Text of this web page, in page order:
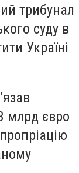
трибунал
суду в
Україні
млрд євро